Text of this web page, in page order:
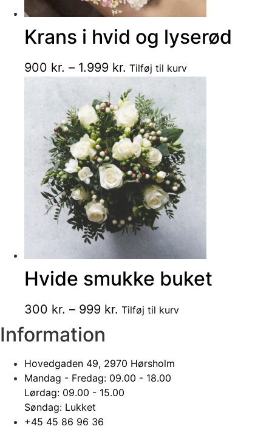
Krans i hvid og lyserød
900 kr. – 1.999 kr. Prisinterval:
900 kr.
til
1.999 kr.
Tilføj til kurvDette
vare
kan
Hvide smukke buket
300 kr. – 999 kr. Prisinterval:
999 kr.
Tilføj til kurvDette
Information
Hovedgaden 49, 2970 Hørsholm
Mandag - Fredag: 09.00 - 18.00
Lørdag: 09.00 - 15.00
Søndag: Lukket
+45 45 86 96 36